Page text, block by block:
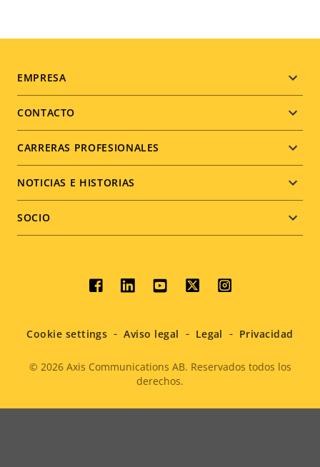
Footer
menu
EMPRESA
CONTACTO
CARRERAS PROFESIONALES
NOTICIAS E HISTORIAS
SOCIO
Social
menu
© 2026Axis Communications AB. Reservados todos los
derechos.
Cookie settings Aviso legal Legal Privacidad